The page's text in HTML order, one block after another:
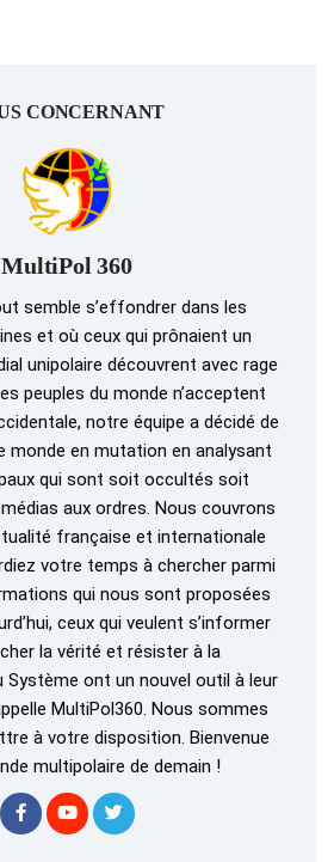
CONCERNANT
MultiPol 360
semble s’effondrer dans les
et où ceux qui prônaient un
unipolaire découvrent avec rage
peuples du monde n’acceptent
notre équipe a décidé de
monde en mutation en analysant
qui sont soit occultés soit
aux ordres. Nous couvrons
française et internationale
votre temps à chercher parmi
qui nous sont proposées
ceux qui veulent s’informer
la vérité et résister à la
ont un nouvel outil à leur
MultiPol360. Nous sommes
à votre disposition. Bienvenue
multipolaire de demain !